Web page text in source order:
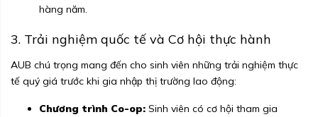
hàng năm.
3. Trải nghiệm quốc tế và Cơ hội thực hành
AUB chú trọng mang đến cho sinh viên những trải nghiệm thực
tế quý giá trước khi gia nhập thị trường lao động:
Chương trình Co-op: Sinh viên có cơ hội tham gia